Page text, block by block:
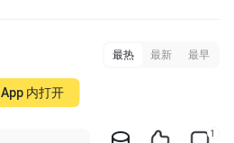
最热 最新 最早
1
App 内打开